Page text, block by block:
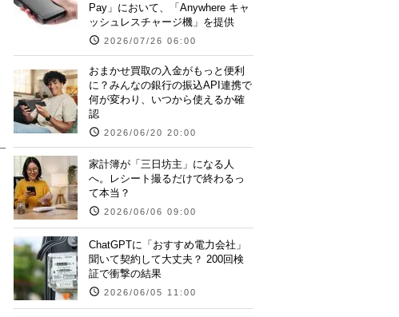
Pay」において、「Anywhere キャ
ッシュレスチャージ機」を提供
2026/07/26 06:00
おまかせ買取の入金がもっと便利
に？みんなの銀行の振込API連携で
何が変わり、いつから使えるか確
認
2026/06/20 20:00
家計簿が「三日坊主」になる人
へ。レシート撮るだけで終わるっ
て本当？
2026/06/06 09:00
ChatGPTに「おすすめ電力会社」
聞いて契約して大丈夫？ 200回検
証で衝撃の結果
2026/06/05 11:00